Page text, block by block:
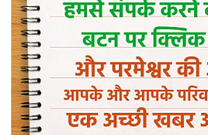
यहोवा परमेश्वर के लिए इतने घृणास्पद थे।
उन्होंने यहोवा परमेश्वर से उनके पिछले
उनके पिछले कार्यों के अनुसार व्यवहार न
फिर कभी दुष्टता में लिप्त न होने और यहोवा
अनुसार कार्य करने के लिए तैयार थे, ताकि
यथासंभव फिर कभी कुपित न हो। उनका
संपूर्ण था। वह उनके हृदय की गहराई से